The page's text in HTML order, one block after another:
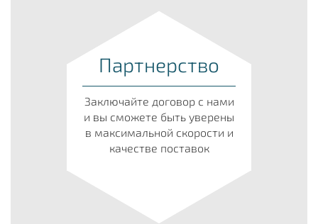
Партнерство
Заключайте договор с нами
и вы сможете быть уверены
в максимальной скорости и
качестве поставок